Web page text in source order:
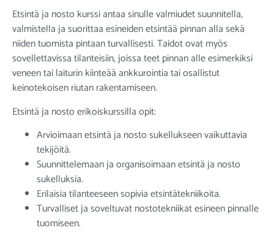
Etsintä ja nosto kurssi antaa sinulle valmiudet suunnitella,
valmistella ja suorittaa esineiden etsintää pinnan alla sekä
niiden tuomista pintaan turvallisesti. Taidot ovat myös
sovellettavissa tilanteisiin, joissa teet pinnan alle esimerkiksi
veneen tai laiturin kiinteää ankkurointia tai osallistut
keinotekoisen riutan rakentamiseen.
Etsintä ja nosto erikoiskurssilla opit:
Arvioimaan etsintä ja nosto sukellukseen vaikuttavia
tekijöitä.
Suunnittelemaan ja organisoimaan etsintä ja nosto
sukelluksia.
Erilaisia tilanteeseen sopivia etsintätekniikoita.
Turvalliset ja soveltuvat nostotekniikat esineen pinnalle
tuomiseen.